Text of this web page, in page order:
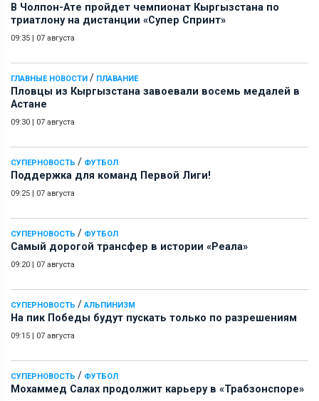
В Чолпон-Ате пройдет чемпионат Кыргызстана по
триатлону на дистанции «Супер Спринт»
09:35 | 07 августа
ГЛАВНЫЕ НОВОСТИ / ПЛАВАНИЕ
Пловцы из Кыргызстана завоевали восемь медалей в
Астане
09:30 | 07 августа
СУПЕРНОВОСТЬ / ФУТБОЛ
Поддержка для команд Первой Лиги!
09:25 | 07 августа
СУПЕРНОВОСТЬ / ФУТБОЛ
Самый дорогой трансфер в истории «Реала»
09:20 | 07 августа
СУПЕРНОВОСТЬ / АЛЬПИНИЗМ
На пик Победы будут пускать только по разрешениям
09:15 | 07 августа
СУПЕРНОВОСТЬ / ФУТБОЛ
Мохаммед Салах продолжит карьеру в «Трабзонспоре»